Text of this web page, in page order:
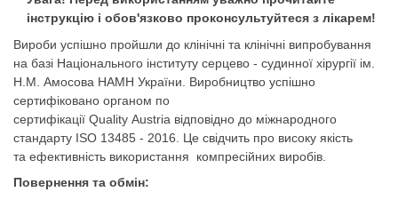
інструкцію і обов'язково проконсультуйтеся з лікарем!
Вироби успішно пройшли до клінічні та клінічні випробування
на базі Національного інституту серцево - судинної хірургії ім.
Н.М. Амосова НАМН України. Виробництво успішно
сертифіковано органом по
сертифікації Quality Austria відповідно до міжнародного
стандарту ISO 13485 - 2016. Це свідчить про високу якість
та ефективність використання
компресійних виробів.
Повернення та обмін: